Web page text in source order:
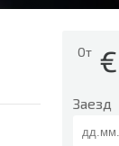
От €
Заезд